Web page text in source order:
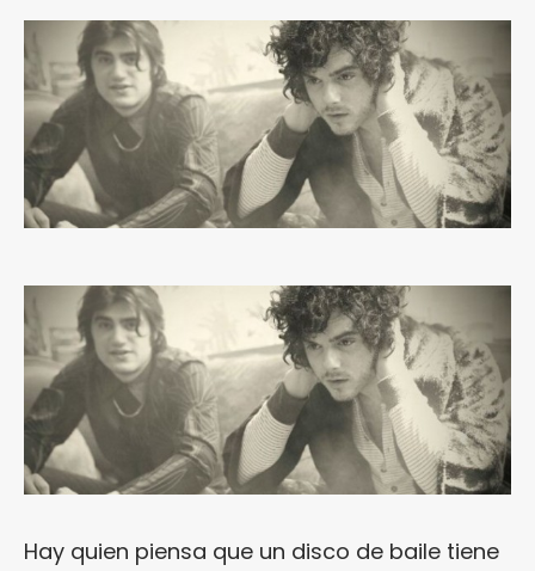
Hay quien piensa que un disco de baile tiene